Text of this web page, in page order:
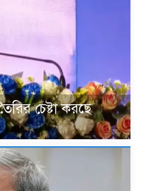
চেষ্টা করছে